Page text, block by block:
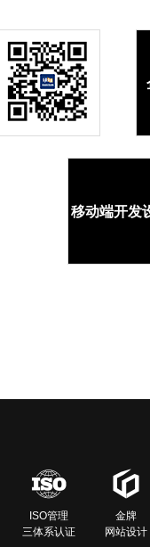
移动端开发
ISO管理
三体系认证
金牌
网站设计